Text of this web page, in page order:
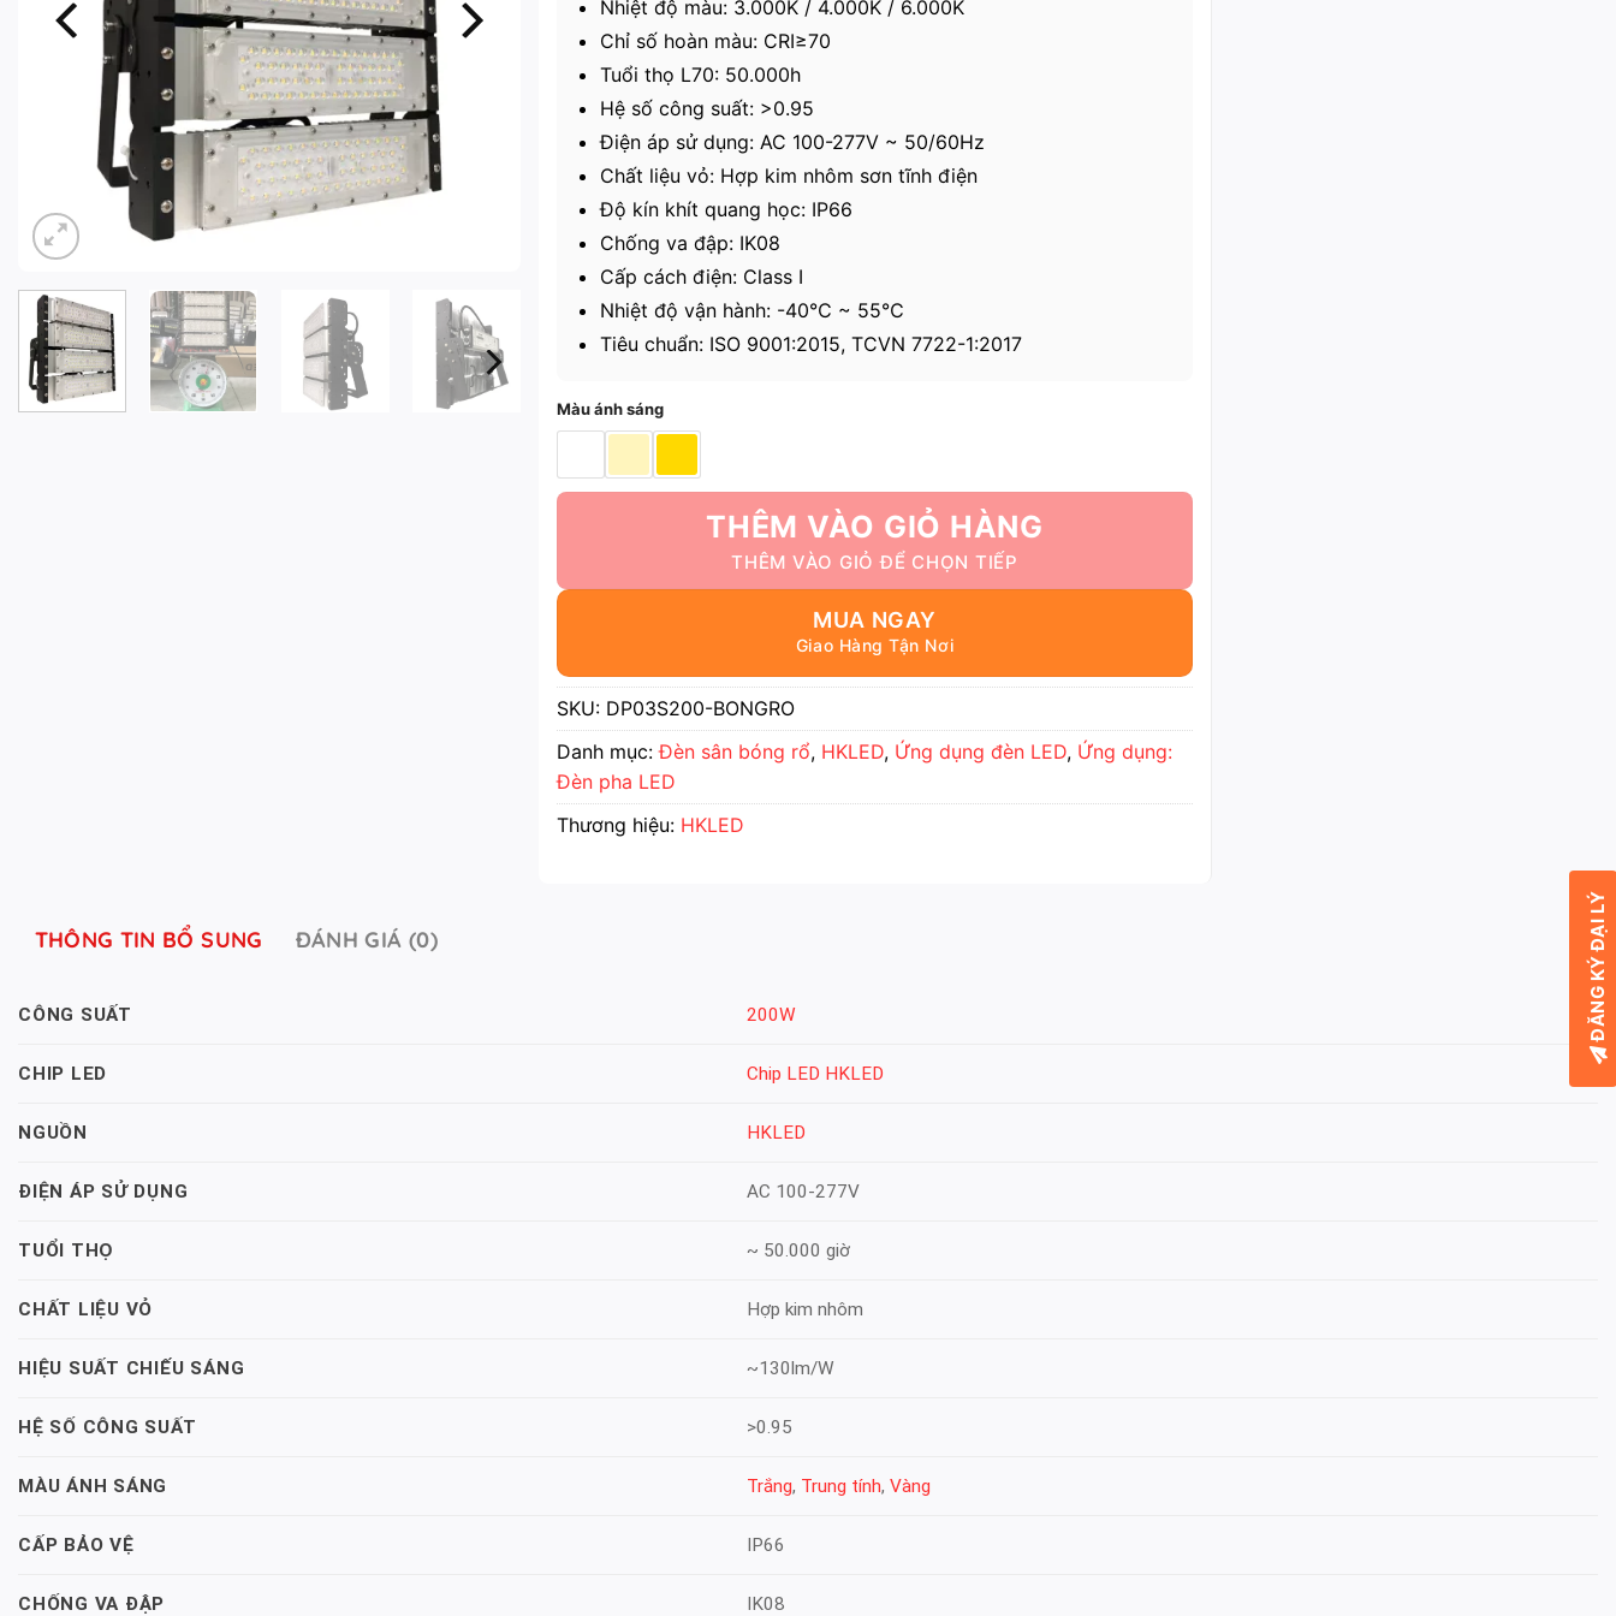
Nhiệt độ màu: 3.000K / 4.000K / 6.000K
Chỉ số hoàn màu: CRI≥70
Tuổi thọ L70: 50.000h
Hệ số công suất: >0.95
Điện áp sử dụng: AC 100-277V ~ 50/60Hz
Chất liệu vỏ: Hợp kim nhôm sơn tĩnh điện
Độ kín khít quang học: IP66
Chống va đập: IK08
Cấp cách điện: Class I
Nhiệt độ vận hành: -40℃ ~ 55℃
Tiêu chuẩn: ISO 9001:2015, TCVN 7722-1:2017
Màu ánh sáng
THÊM VÀO GIỎ HÀNG
MUA NGAY
SKU: DP03S200-BONGRO
Danh mục:Đèn sân bóng rổ, HKLED, Ứng dụng đèn LED, Ứng dụng:
Đèn pha LED
Thương hiệu: HKLED
THÔNG TIN BỔ SUNG ĐÁNH GIÁ (0)
CÔNG SUẤT 200W
CHIP LED Chip LED HKLED
NGUỒN HKLED
ĐIỆN ÁP SỬ DỤNG AC 100-277V
TUỔI THỌ ~ 50.000 giờ
CHẤT LIỆU VỎ Hợp kim nhôm
HIỆU SUẤT CHIẾU SÁNG ~130lm/W
HỆ SỐ CÔNG SUẤT >0.95
MÀU ÁNH SÁNG Trắng, Trung tính, Vàng
CẤP BẢO VỆ IP66
CHỐNG VA ĐẬP IK08
ĐĂNG KÝ ĐẠI LÝ